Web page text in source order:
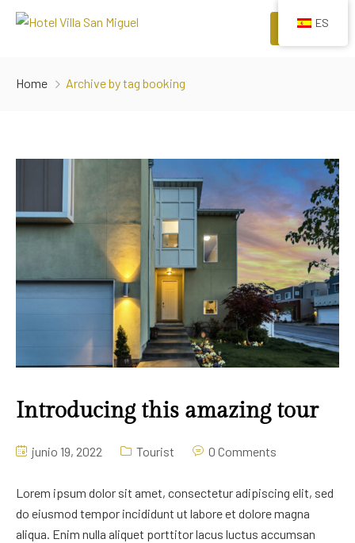
Menu
EVENTOS
RESTAURANTES
ATRACCIONES
Home Archive by tag booking
Introducing this amazing tour
junio 19, 2022 Tourist 0 Comments
Lorem ipsum dolor sit amet, consectetur adipiscing elit, sed
do eiusmod tempor incididunt ut labore et dolore magna
aliqua. Enim nulla aliquet porttitor lacus luctus accumsan
ES